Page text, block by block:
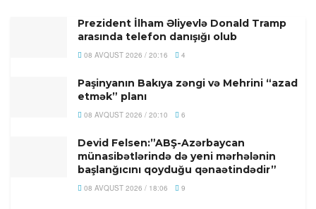
Prezident İlham Əliyevlə Donald Tramp
arasında telefon danışığı olub
08 AVQUST 2026 / 20:16 4
Paşinyanın Bakıya zəngi və Mehrini “azad
etmək” planı
08 AVQUST 2026 / 20:10 6
Devid Felsen:”ABŞ-Azərbaycan
münasibətlərində də yeni mərhələnin
başlanğıcını qoyduğu qənaətindədir”
08 AVQUST 2026 / 18:06 9